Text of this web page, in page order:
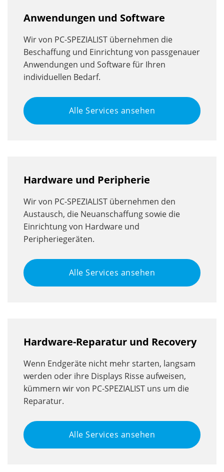
Anwendungen und Software
Wir von PC-SPEZIALIST übernehmen die
Beschaffung und Einrichtung von passgenauer
Anwendungen und Software für Ihren
individuellen Bedarf.
Alle Services ansehen
Hardware und Peripherie
Wir von PC-SPEZIALIST übernehmen den
Austausch, die Neuanschaffung sowie die
Einrichtung von Hardware und
Peripheriegeräten.
Alle Services ansehen
Hardware-Reparatur und Recovery
Wenn Endgeräte nicht mehr starten, langsam
werden oder ihre Displays Risse aufweisen,
kümmern wir von PC-SPEZIALIST uns um die
Reparatur.
Alle Services ansehen